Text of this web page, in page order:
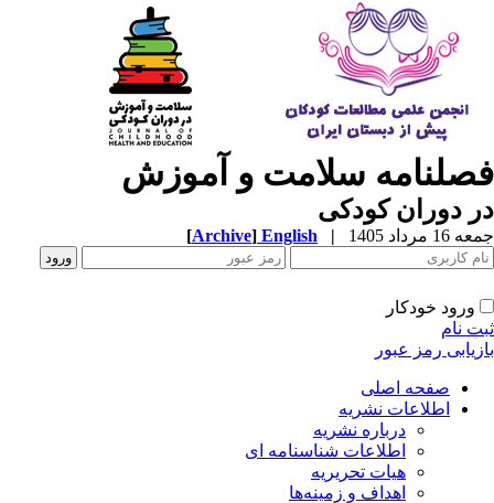
سلامت و آموزش
دوران کودکی
مرداد 1405 |
English
[Archive]
ورود خودکار
نام
رمز عبور
صفحه اصلی
اطلاعات نشریه
درباره نشریه
اطلاعات شناسنامه ای
هیات تحریریه
اهداف و زمینه‌ها